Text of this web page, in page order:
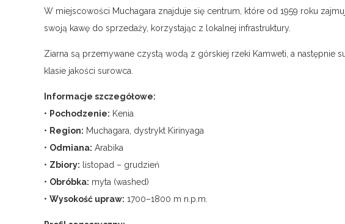
W miejscowości Muchagara znajduje się centrum, które od 1959 roku
swoją kawę do sprzedaży, korzystając z lokalnej infrastruktury.
Ziarna są przemywane czystą wodą z górskiej rzeki Kamweti, a następnie
klasie jakości surowca.
Informacje szczegółowe:
• Pochodzenie: Kenia
• Region: Muchagara, dystrykt Kirinyaga
• Odmiana: Arabika
• Zbiory: listopad – grudzień
• Obróbka: myta (washed)
• Wysokość upraw: 1700–1800 m n.p.m.